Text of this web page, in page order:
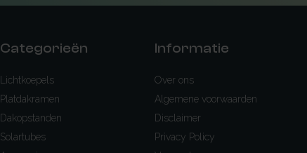
Categorieën
Lichtkoepels
Platdakramen
Dakopstanden
Solartubes
Informatie
Over ons
Algemene voorwaarden
Disclaimer
Privacy Policy